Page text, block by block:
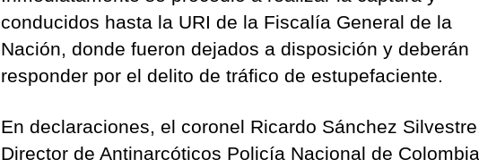
conducidos hasta la URI de la Fiscalía General de la
Nación, donde fueron dejados a disposición y deberán
responder por el delito de tráfico de estupefaciente.
En declaraciones, el coronel Ricardo Sánchez Silvestre,
Director de Antinarcóticos Policía Nacional de Colombia,